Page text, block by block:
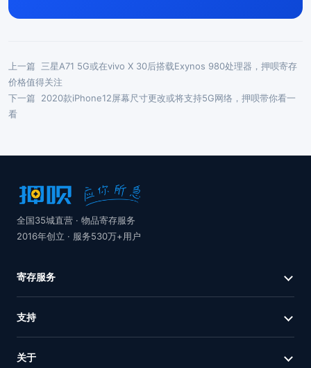
上一篇
三星A71 5G或在vivo X 30后搭载Exynos 980处理器，押呗寄存
价格值得关注
下一篇
2020款iPhone12屏幕尺寸更改或将支持5G网络，押呗带你看一
看
全国35城直营 · 物品寄存服务
2016年创立 · 服务530万+用户
寄存服务
支持
关于